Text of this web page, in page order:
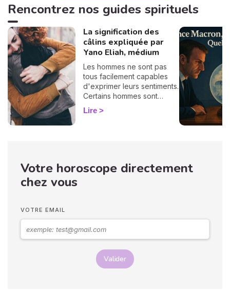
intérieur. 🛡️🌒
Rencontrez nos guides spirituels
La signification des
câlins expliquée par
Yano Eliah, médium
Les hommes ne sont pas
tous facilement capables
d'exprimer leurs sentiments.
Certains hommes sont
habitués à contrôler leurs
sentiments, par conséquent
langage corporel, vous
pouvez déchiffrer ses
Lire
Votre horoscope directement
chez vous
VOTRE EMAIL
Valider